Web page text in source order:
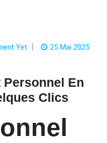
Yet 25 Mai 2025
Personnel En
Clics